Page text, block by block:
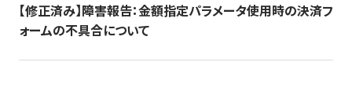
【修正済み】障害報告：金額指定パラメータ使用時の決済フ
ォームの不具合について